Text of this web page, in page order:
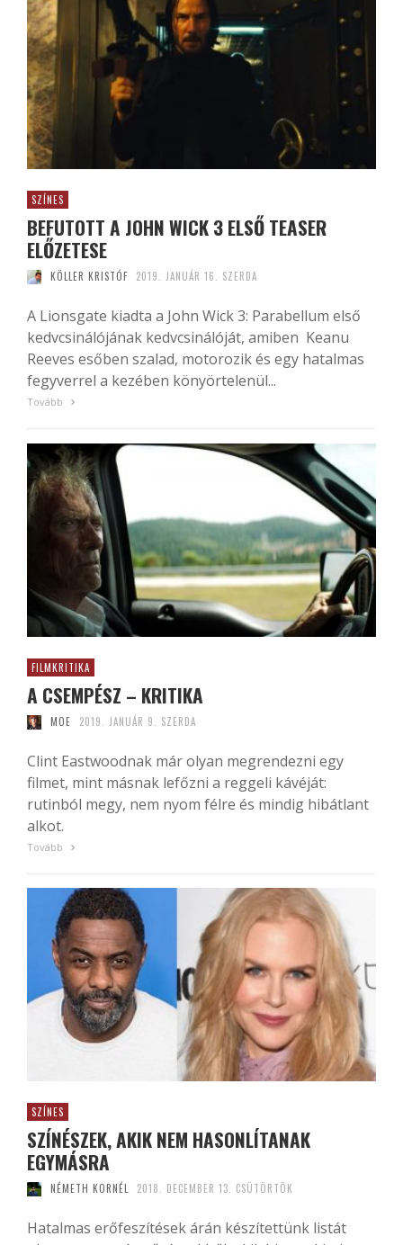
SZÍNES
BEFUTOTT A JOHN WICK 3 ELSŐ TEASER
ELŐZETESE
KÖLLER KRISTÓF 2019. JANUÁR 16. SZERDA
A Lionsgate kiadta a John Wick 3: Parabellum első
kedvcsinálójának kedvcsinálóját, amiben Keanu
Reeves esőben szalad, motorozik és egy hatalmas
fegyverrel a kezében könyörtelenül...
Tovább
FILMKRITIKA
A CSEMPÉSZ – KRITIKA
MOE 2019. JANUÁR 9. SZERDA
Clint Eastwoodnak már olyan megrendezni egy
filmet, mint másnak lefőzni a reggeli kávéját:
rutinból megy, nem nyom félre és mindig hibátlant
alkot.
Tovább
SZÍNES
SZÍNÉSZEK, AKIK NEM HASONLÍTANAK
EGYMÁSRA
NÉMETH KORNÉL 2018. DECEMBER 13. CSÜTÖRTÖK
Hatalmas erőfeszítések árán készítettünk listát